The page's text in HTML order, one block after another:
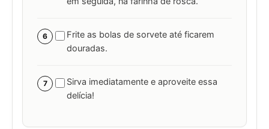
6
Frite as bolas de sorvete até ficarem
douradas.
7
Sirva imediatamente e aproveite essa
delícia!